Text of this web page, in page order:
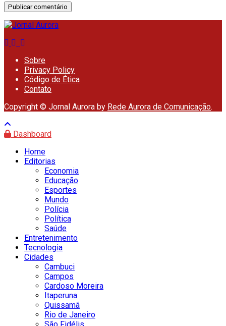
Sobre
Privacy Policy
Código de Ética
Contato
Copyright © Jornal Aurora by Rede Aurora de Comunicação.
Dashboard
Home
Editorias
Economia
Educação
Esportes
Mundo
Polícia
Política
Saúde
Entretenimento
Tecnologia
Cidades
Cambuci
Campos
Cardoso Moreira
Itaperuna
Quissamã
Rio de Janeiro